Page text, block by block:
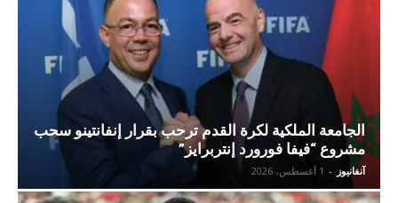
الجامعة الملكية لكرة القدم ترحب بقرار إنفانتينو سحب
مشروع “فيفا فورورد إنتربرايز”
آنفانيوز - 1 أغسطس، 2026